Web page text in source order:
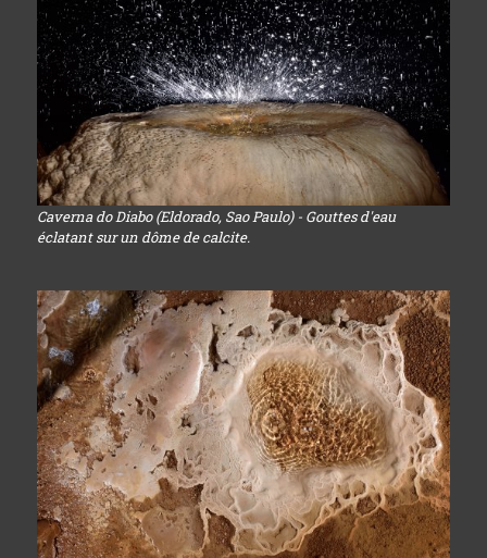
Caverna do Diabo (Eldorado, Sao Paulo) - Gouttes d'eau
éclatant sur un dôme de calcite.